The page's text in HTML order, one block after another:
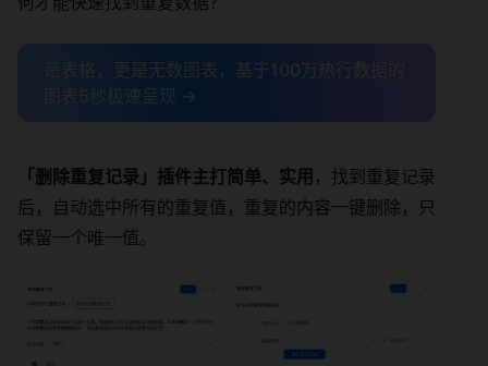
是表格，更是无数图表，基于100万热行数据的
图表5秒极速呈现 →
「删除重复记录」插件主打简单、实用 ，找到重复记录
后，自动选中所有的重复值，重复的内容一键删除，只
保留一个唯一值。